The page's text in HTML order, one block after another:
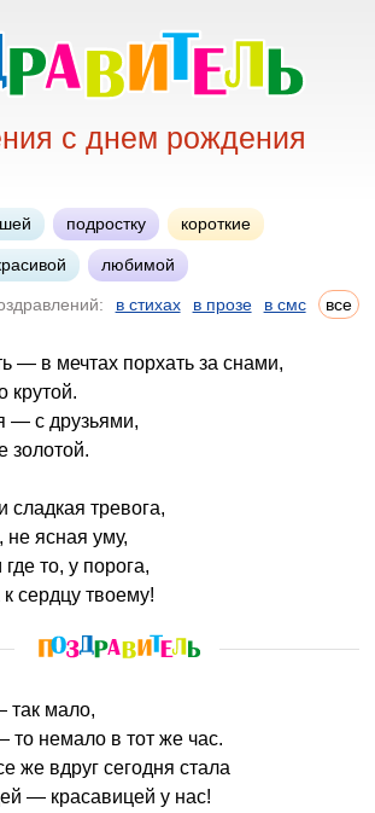
с днем рождения
подростку короткие
любимой
в стихах в прозе в смс все
— в мечтах порхать за снами,
крутой.
— с друзьями,
золотой.
тревога,
не ясная уму,
то, у порога,
к сердцу твоему!
так мало,
то немало в тот же час.
же вдруг сегодня стала
— красавицей у нас!